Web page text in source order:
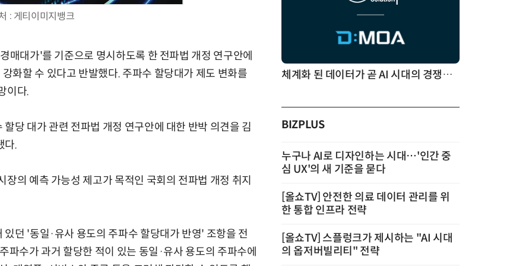
: 게티이미지뱅크
매대가'를 기준으로 명시하도록 한 전파법 개정 연구안에
화할 수 있다고 반발했다. 주파수 할당대가 제도 변화를
이다.
당 대가 관련 전파법 개정 연구안에 대한 반박 의견을 김
다.
의 예측 가능성 제고가 목적인 국회의 전파법 개정 취지
던 '동일·유사 용도의 주파수 할당대가 반영' 조항을 전
파수가 과거 할당한 적이 있는 동일·유사 용도의 주파수에
AI Native Enterprise를 지원하는 AI Ready Data 플랫폼 활용 전략 체계화 된 데이터가 곧 AI 시대의 경쟁력이다
BIZPLUS
누구나 AI로 디자인하는 시대…'인간 중
심 UX'의 새 기준을 묻다
[올쇼TV] 안전한 의료 데이터 관리를 위
한 통합 인프라 전략
[올쇼TV] 스플렁크가 제시하는 "AI 시대
의 옵저버빌리티" 전략